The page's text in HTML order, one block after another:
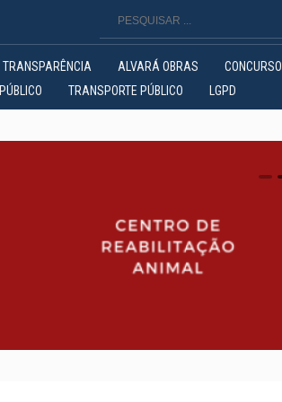
TRANSPARÊNCIA ALVARÁ OBRAS
CONCURSO
TRANSPORTE PÚBLICO LGPD
0